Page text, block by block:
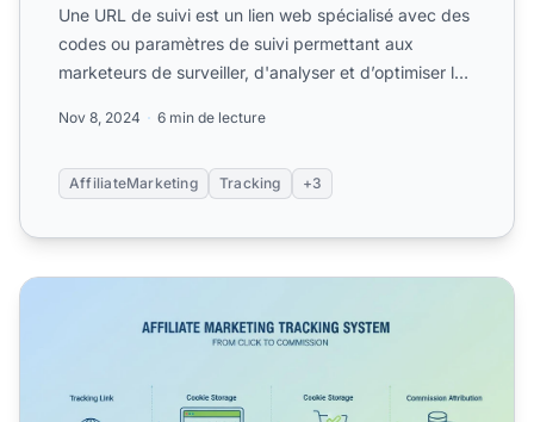
Une URL de suivi est un lien web spécialisé avec des
codes ou paramètres de suivi permettant aux
marketeurs de surveiller, d'analyser et d’optimiser la
Nov 8, 2024 6 min de lecture
AffiliateMarketing Tracking +3
Comment suivre le marketing d'affiliation ? Guide